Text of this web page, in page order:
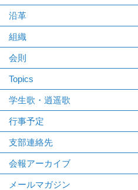
沿革
組織
会則
Topics
学生歌・逍遥歌
行事予定
支部連絡先
会報アーカイブ
メールマガジン